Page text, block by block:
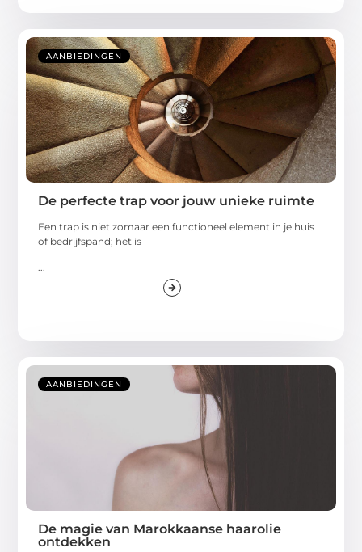
AANBIEDINGEN
De perfecte trap voor jouw unieke ruimte
Een trap is niet zomaar een functioneel element in je huis
of bedrijfspand; het is
...
AANBIEDINGEN
De magie van Marokkaanse haarolie
ontdekken